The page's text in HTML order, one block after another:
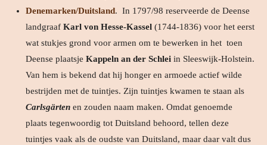
Denemarken/Duitsland. In 1797/98 reserveerde de Deense
landgraaf Karl von Hesse-Kassel(1744-1836) voor het eerst
wat stukjes grond voor armen om te bewerken in het toen
Deense plaatsje Kappeln an der Schlei in Sleeswijk-Holstein.
Van hem is bekend dat hij honger en armoede actief wilde
bestrijden met de tuintjes. Zijn tuintjes kwamen te staan als
Carlsgärten en zouden naam maken. Omdat genoemde
plaats tegenwoordig tot Duitsland behoord, tellen deze
tuintjes vaak als de oudste van Duitsland, maar daar valt dus